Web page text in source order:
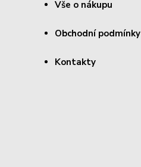
Vše o nákupu
Obchodní podmínky
Kontakty